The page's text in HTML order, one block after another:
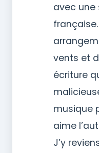
avec une
vents et
écriture
musique
aime
J’y